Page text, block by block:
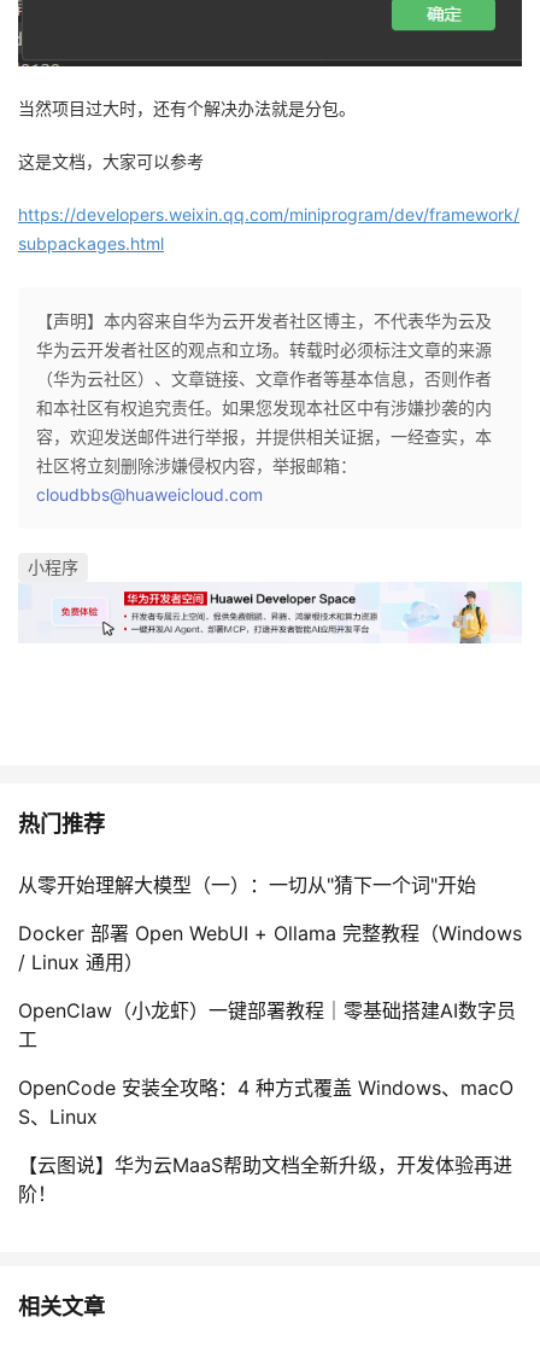
当然项目过大时，还有个解决办法就是分包。
这是文档，大家可以参考
https://developers.weixin.qq.com/miniprogram/dev/framework/
subpackages.html
【声明】本内容来自华为云开发者社区博主，不代表华为云及
华为云开发者社区的观点和立场。转载时必须标注文章的来源
（华为云社区）、文章链接、文章作者等基本信息，否则作者
和本社区有权追究责任。如果您发现本社区中有涉嫌抄袭的内
容，欢迎发送邮件进行举报，并提供相关证据，一经查实，本
社区将立刻删除涉嫌侵权内容，举报邮箱：
cloudbbs@huaweicloud.com
小程序
热门推荐
从零开始理解大模型（一）：一切从"猜下一个词"开始
Docker 部署 Open WebUI + Ollama 完整教程（Windows
/ Linux 通用）
OpenClaw（小龙虾）一键部署教程｜零基础搭建AI数字员
工
OpenCode 安装全攻略：4 种方式覆盖 Windows、macO
S、Linux
【云图说】华为云MaaS帮助文档全新升级，开发体验再进
阶！
相关文章